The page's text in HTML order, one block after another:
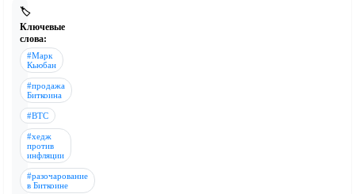
🏷️
Ключевые
слова:
#Марк
Кьюбан
#продажа
Биткоина
#BTC
#хедж
против
инфляции
#разочарование
в Биткоине